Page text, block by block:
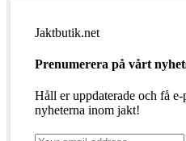
Jaktbutik.net
Prenumerera på vårt
Håll er uppdaterade och få e-
nyheterna inom jakt!